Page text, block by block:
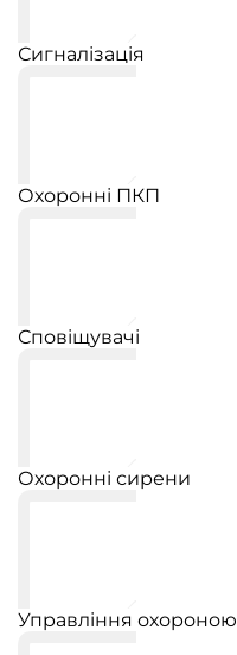
Сигналізація
Охоронні ПКП
Сповіщувачі
Охоронні сирени
Управління охороною